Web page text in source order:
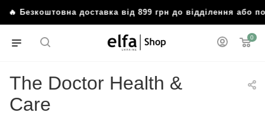
доставка від 899 грн до відділення або
0
The Doctor Health &
Care